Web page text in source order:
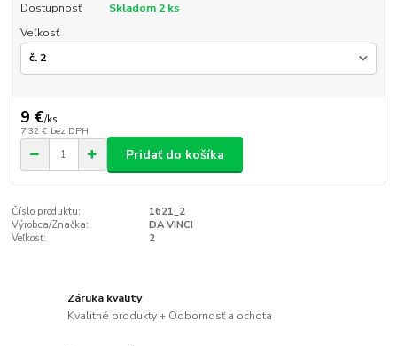
Dostupnosť
Skladom 2 ks
Veľkosť
9 €/ks
7,32 € bez DPH
Pridať do košíka
Číslo produktu:
1621_2
Výrobca/Značka:
DA VINCI
Veľkosť:
2
Záruka kvality
Kvalitné produkty + Odbornosť a ochota